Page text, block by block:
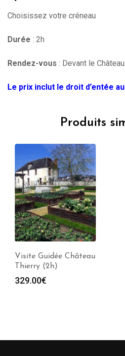
Choisissez votre créneau
Durée : 2h
Rendez-vous : Devant le Château
Le prix inclut le droit d’entée
Produits
Visite Guidée Château
Thierry (2h)
329.00€